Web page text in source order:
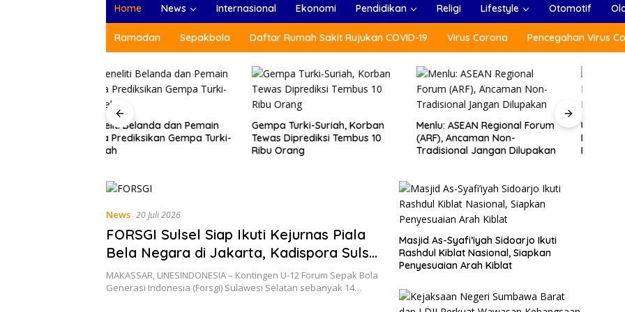
Home News Internasional Ekonomi Pendidikan Religi Lifestyle Otomotif
Ramadan Sepakbola Daftar Rumah Sakit Rujukan COVID-19 Virus Corona Pencegahan Virus
Gempa Turki-Suriah, Korban
Tewas Diprediksi Tembus 10
Ribu Orang
Menlu: ASEAN Regional Forum
(ARF), Ancaman Non-
Tradisional Jangan Dilupakan
Usai Lawatan di Ukraina,
Presiden Jokowi Kembali ke
Polandia Kemudian Ke Rusia
News 20 Juli 2026
FORSGI Sulsel Siap Ikuti Kejurnas Piala
Bela Negara di Jakarta, Kadispora Sulsel
Beri Apresiasi
MAKASSAR, LINESINDONESIA – Kontingen U-12 Forum Sepak Bola
Generasi Indonesia (Forsgi) Sulawesi Selatan sebanyak 14…
Masjid As-Syafi’iyah Sidoarjo Ikuti
Rashdul Kiblat Nasional, Siapkan
Penyesuaian Arah Kiblat